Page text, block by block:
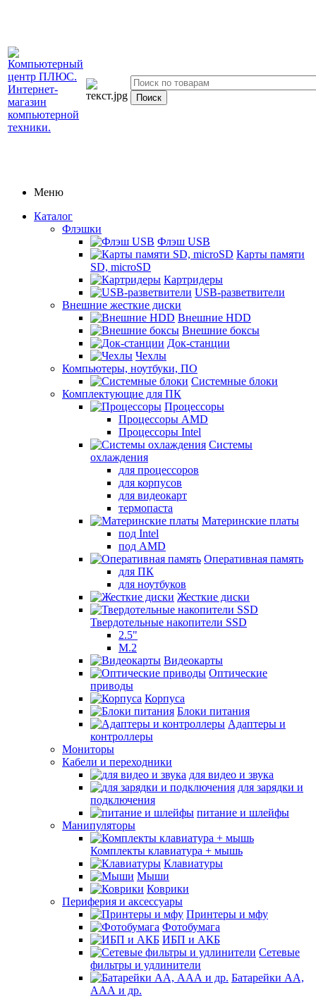
Меню
Каталог
Флэшки
Флэш USB
Карты памяти
SD, microSD
Картридеры
USB-разветвители
Внешние жесткие диски
Внешние HDD
Внешние боксы
Док-станции
Чехлы
Компьютеры, ноутбуки, ПО
Системные блоки
Комплектующие для ПК
Процессоры
Процессоры AMD
Процессоры Intel
Системы
охлаждения
для процессоров
для корпусов
для видеокарт
термопаста
Материнские платы
под Intel
под AMD
Оперативная память
для ПК
для ноутбуков
Жесткие диски
Твердотельные накопители SSD
2.5"
M.2
Видеокарты
Оптические
приводы
Корпуса
Блоки питания
Адаптеры и
контроллеры
Мониторы
Кабели и переходники
для видео и звука
для зарядки и
подключения
питание и шлейфы
Манипуляторы
Комплекты клавиатура + мышь
Клавиатуры
Мыши
Коврики
Периферия и аксессуары
Принтеры и мфу
Фотобумага
ИБП и АКБ
Сетевые
фильтры и удлинители
Батарейки АА,
ААА и др.